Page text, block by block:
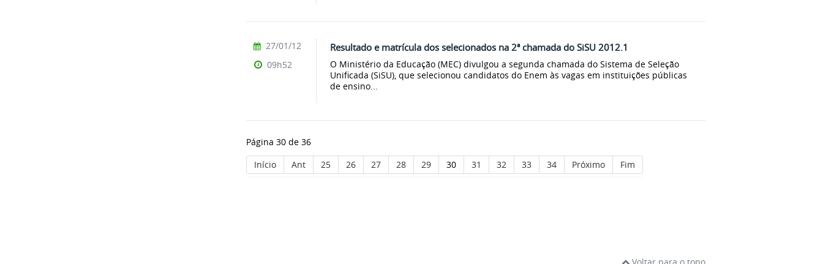
Resultado e matrícula dos selecionados na 2ª chamada do SiSU 2012.1
O Ministério da Educação (MEC) divulgou a segunda chamada do Sistema de Seleção
Unificada (SiSU), que selecionou candidatos do Enem às vagas em instituições públicas
de ensino...
27/01/12
09h52
Página 30 de 36
Início
Ant 25 26 27 28 29 30 31 32 33 34 Próximo Fim